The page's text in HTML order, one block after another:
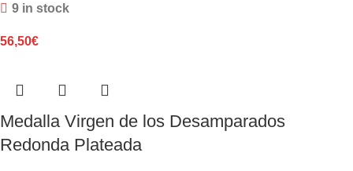
9 in stock
56,50€
Medalla Virgen de los Desamparados
Redonda Plateada